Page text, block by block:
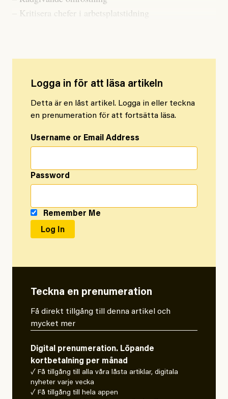
– Kritisera chefer i arbetsplatstidning
Logga in för att läsa artikeln
Detta är en låst artikel. Logga in eller teckna
en prenumeration för att fortsätta läsa.
Username or Email Address
Password
Remember Me
Teckna en prenumeration
Få direkt tillgång till denna artikel och
mycket mer
Digital prenumeration. Löpande
kortbetalning per månad
✓ Få tillgång till alla våra låsta artiklar, digitala
nyheter varje vecka
✓ Få tillgång till hela appen